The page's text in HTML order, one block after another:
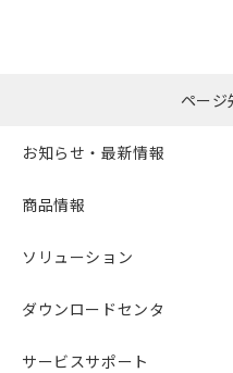
ページ
お知らせ・最新情報
商品情報
ソリューション
ダウンロードセンタ
サービスサポート